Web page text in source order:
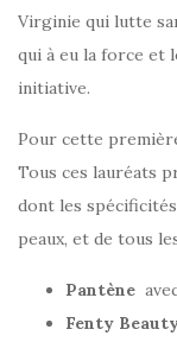
Virginie qui lutte
qui à eu la force et
initiative.
Pour cette
Tous ces lauréats
dont les
peaux, et de tous
Pantène
Fenty